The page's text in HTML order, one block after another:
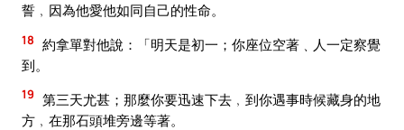
誓﹐因為他愛他如同自己的性命。
18 約拿單對他說：「明天是初一；你座位空著﹑人一定察覺
到。
19 第三天尤甚；那麼你要迅速下去﹐到你遇事時候藏身的地
方﹐在那石頭堆旁邊等著。